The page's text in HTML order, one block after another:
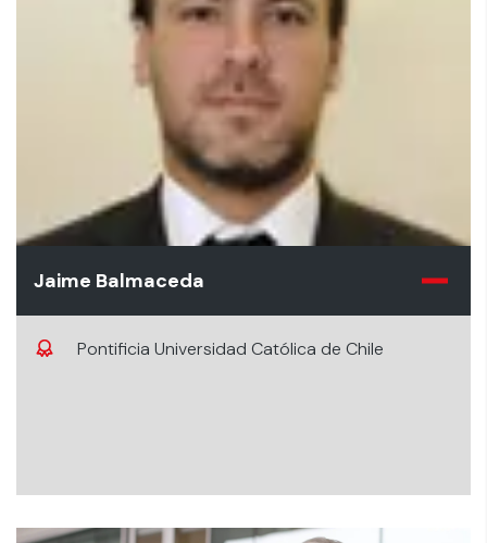
Jaime Balmaceda
Pontificia Universidad Católica de Chile